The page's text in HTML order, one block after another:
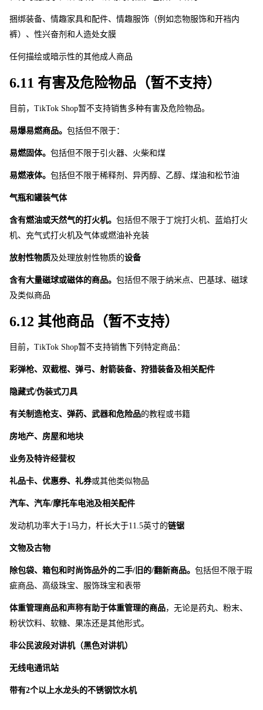
捆绑装备、情趣家具和配件、情趣服饰（例如恋物服饰和开裆内
裤）、性兴奋剂和人造处女膜
任何描绘或暗示性的其他成人商品
6.11 有害及危险物品（暂不支持）
目前，TikTok Shop暂不支持销售多种有害及危险物品。
易爆易燃商品。 包括但不限于：
易燃固体。 包括但不限于引火器、火柴和煤
易燃液体。 包括但不限于稀释剂、异丙醇、乙醇、煤油和松节油
气瓶和罐装气体
含有燃油或天然气的打火机。 包括但不限于丁烷打火机、蓝焰打火
机、充气式打火机及气体或燃油补充装
放射性物质及处理放射性物质的设备
含有大量磁球或磁体的商品。 包括但不限于纳米点、巴基球、磁球
及类似商品
6.12 其他商品（暂不支持）
目前，TikTok Shop暂不支持销售下列特定商品：
彩弹枪、双截棍、弹弓、射箭装备、狩猎装备及相关配件
隐藏式/伪装式刀具
有关制造枪支、弹药、武器和危险品的教程或书籍
房地产、房屋和地块
业务及特许经营权
礼品卡、优惠券、礼券或其他类似物品
汽车、汽车/摩托车电池及相关配件
发动机功率大于1马力，杆长大于11.5英寸的链锯
文物及古物
除包袋、箱包和时尚饰品外的二手/旧的/翻新商品。 包括但不限于瑕
疵商品、高级珠宝、服饰珠宝和表带
体重管理商品和声称有助于体重管理的商品，无论是药丸、粉末、
粉状饮料、软糖、果冻还是其他形式。
非公民波段对讲机（黑色对讲机）
无线电通讯站
带有2个以上水龙头的不锈钢饮水机